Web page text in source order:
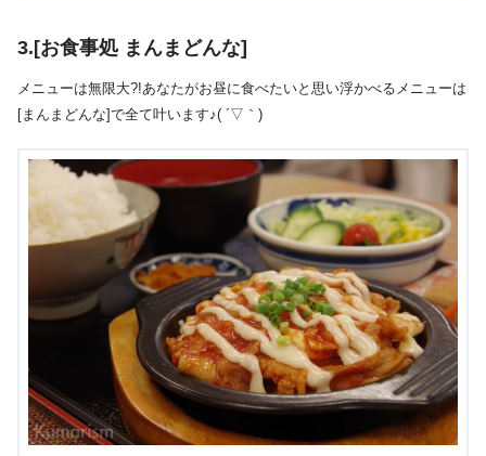
3.[お食事処 まんまどんな]
メニューは無限大?!あなたがお昼に食べたいと思い浮かべるメニューは
[まんまどんな]で全て叶います♪( ´▽｀)